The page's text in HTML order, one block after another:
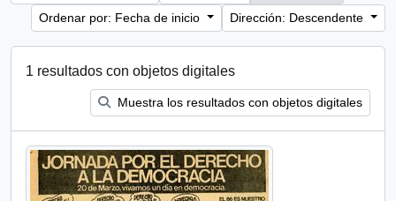
Ordenar por: Fecha de inicio
Dirección: Descendente
1 resultados con objetos digitales
Muestra los resultados con objetos digitales